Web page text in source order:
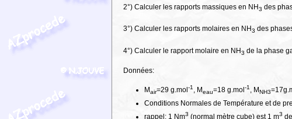
2°) Calculer les rapports massiques en NH3 des
3°) Calculer les rapports molaires en NH3 des
4°) Calculer le rapport molaire en NH3 de la phase
Données:
Mair=29 g.mol-1 , Meau=18 g.mol-1 , MNH3
Conditions Normales de Température et de
rappel: 1 Nm3 (normal mètre cube) est 1 m3